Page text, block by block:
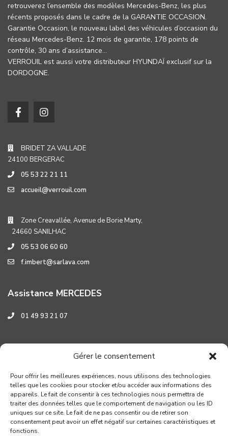
Gérer le consentement
Pour offrir les meilleures expériences, nous utilisons des technologies
telles que les cookies pour stocker et/ou accéder aux informations des
appareils. Le fait de consentir à ces technologies nous permettra de
traiter des données telles que le comportement de navigation ou les ID
uniques sur ce site. Le fait de ne pas consentir ou de retirer son
consentement peut avoir un effet négatif sur certaines caractéristiques et
fonctions.
retrouverez l’ensemble des modèles Mercedes-Benz, les plus
récents proposés dans le cadre de la GARANTIE OCCASION.
Garantie Occasion, le nouveau label des véhicules d’occasion du
réseau Mercedes-Benz. 12 mois de garantie, 178 points de
contrôle, 30 ans d’assistance…
VERROUIL est aussi votre distributeur HYUNDAÏ exclusif sur la
DORDOGNE.
BRIDET ZA VALLADE
24100 BERGERAC
05 53 22 21 11
accueil@verrouil.com
Zone Creavallée, Avenue de Borie Marty,
24660 SANILHAC
05 53 06 60 60
f.imbert@sarlava.com
Assistance MERCEDES
01 49 93 21 07
Assistance HYUNDAI